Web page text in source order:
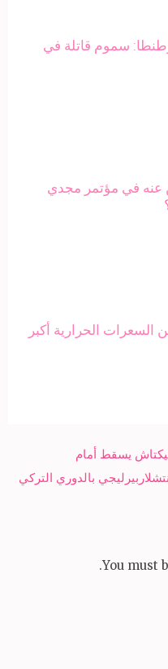
سموم قاتلة في
عنه في مؤتمر مجدي
الحرارية أكبر
يسقط أمام
بالدوري التركي
You must